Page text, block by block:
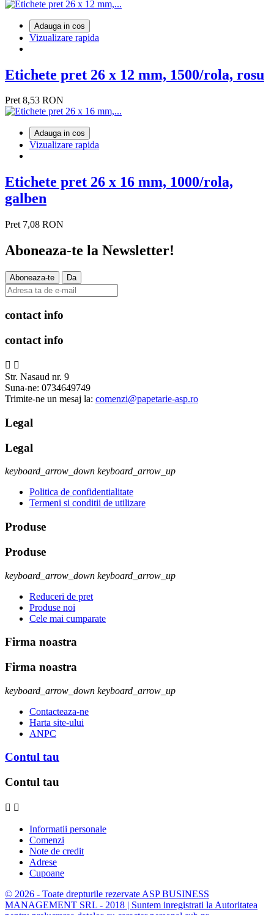
Adauga in cos
Vizualizare rapida
Etichete pret 26 x 12 mm, 1500/rola, rosu
Pret 8,53 RON
Adauga in cos
Vizualizare rapida
Etichete pret 26 x 16 mm, 1000/rola,
galben
Pret 7,08 RON
Aboneaza-te la Newsletter!
contact info
contact info
 
Str. Nasaud nr. 9
Suna-ne: 0734649749
Trimite-ne un mesaj la: comenzi@papetarie-asp.ro
Legal
Legal
keyboard_arrow_down keyboard_arrow_up
Politica de confidentialitate
Termeni si conditii de utilizare
Produse
Produse
keyboard_arrow_down keyboard_arrow_up
Reduceri de pret
Produse noi
Cele mai cumparate
Firma noastra
Firma noastra
keyboard_arrow_down keyboard_arrow_up
Contacteaza-ne
Harta site-ului
ANPC
Contul tau
Contul tau
 
Informatii personale
Comenzi
Note de credit
Adrese
Cupoane
© 2026 - Toate drepturile rezervate ASP BUSINESS
MANAGEMENT SRL - 2018 | Suntem inregistrati la Autoritatea